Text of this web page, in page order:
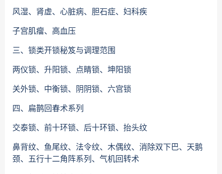
风湿、肾虚、心脏病、胆石症、妇科疾
子宫肌瘤、高血压
三、锁类开锁秘笈与调理范围
两仪锁、升阳锁、点睛锁、坤阳锁
关外锁、中衡锁、阴阴锁、六宫锁
四、扁鹊回春术系列
交泰锁、前十环锁、后十环锁、抬头纹
鼻背纹、鱼尾纹、法令纹、木偶纹、消除双下巴、天鹅
颈、五行十二角阵系列、气机回转术